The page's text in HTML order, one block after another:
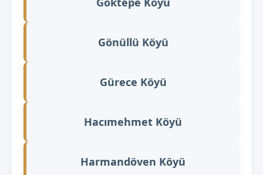
Gönüllü Köyü
Gürece Köyü
Hacımehmet Köyü
Harmandöven Köyü